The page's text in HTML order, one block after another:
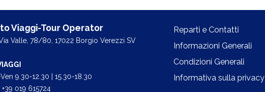
Viaggi-Tour Operator
Valle, 78/80, 17022 Borgio Verezzi SV
Ven 9.30-12.30 | 15.30-18.30
+39 019 615724
Reparti e Contatti
Informazioni Generali
Condizioni Generali
Informativa sulla privacy